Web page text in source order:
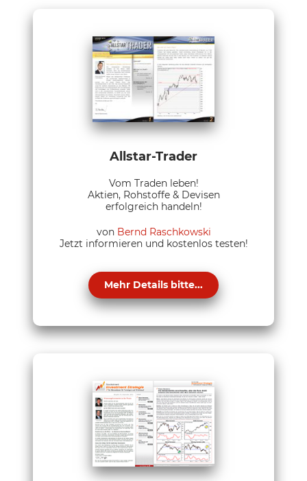
Allstar-Trader
Vom Traden leben!
Aktien, Rohstoffe & Devisen
erfolgreich handeln!
von Bernd Raschkowski
Jetzt informieren und kostenlos testen!
Mehr Details bitte...